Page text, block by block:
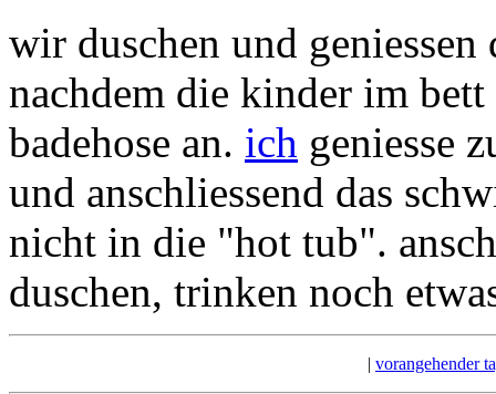
wir duschen und geniessen
nachdem die kinder im
badehose an. ich geniesse
und anschliessend das
nicht in die "hot tub".
duschen, trinken noch
| vorangehender